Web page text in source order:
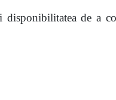
de a